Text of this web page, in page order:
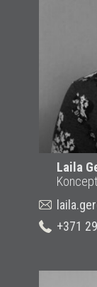
Laila
+371